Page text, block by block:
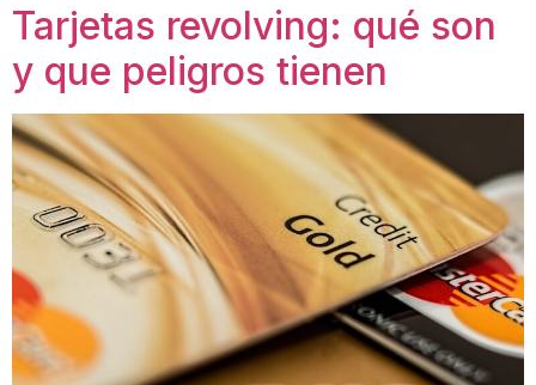
Tarjetas revolving: qué son
y que peligros tienen